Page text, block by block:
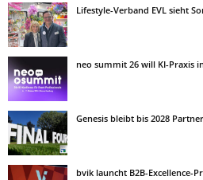
Lifestyle-Verband EVL sieht
neo summit 26 will KI-Praxis
Genesis bleibt bis 2028
bvik launcht B2B-Excellence-